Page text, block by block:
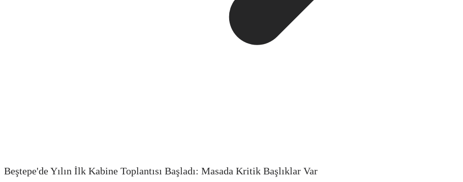
Beştepe'de Yılın İlk Kabine Toplantısı Başladı: Masada Kritik Başlıklar Var